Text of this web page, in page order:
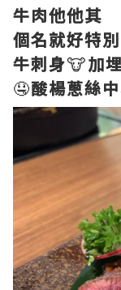
牛肉他他其
個名就好特別
牛刺身🐮加
🤤酸楊蔥絲